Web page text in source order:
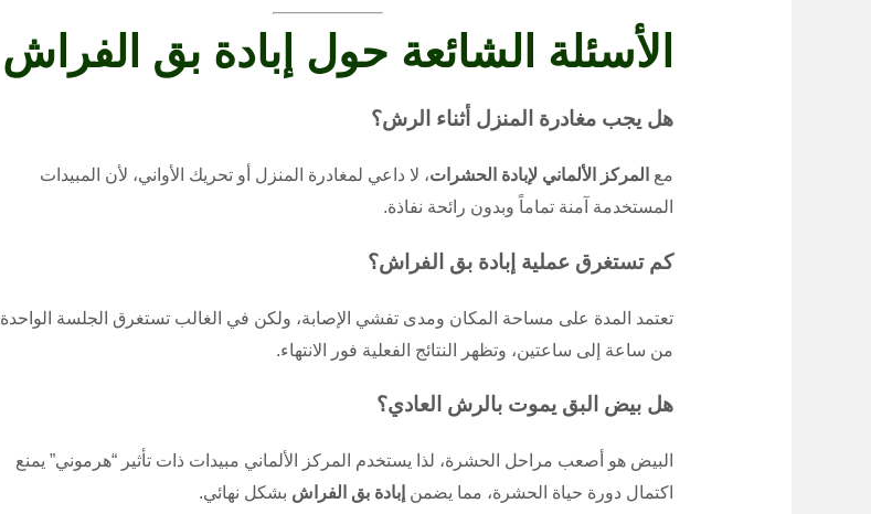
الأسئلة الشائعة حول إبادة بق الفراش
هل يجب مغادرة المنزل أثناء الرش؟
مع المركز الألماني لإبادة الحشرات، لا داعي لمغادرة المنزل أو تحريك الأواني، لأن المبيدات
المستخدمة آمنة تماماً وبدون رائحة نفاذة.
كم تستغرق عملية إبادة بق الفراش؟
تعتمد المدة على مساحة المكان ومدى تفشي الإصابة، ولكن في الغالب تستغرق الجلسة الواحدة
من ساعة إلى ساعتين، وتظهر النتائج الفعلية فور الانتهاء.
هل بيض البق يموت بالرش العادي؟
البيض هو أصعب مراحل الحشرة، لذا يستخدم المركز الألماني مبيدات ذات تأثير “هرموني” يمنع
اكتمال دورة حياة الحشرة، مما يضمن إبادة بق الفراش بشكل نهائي.